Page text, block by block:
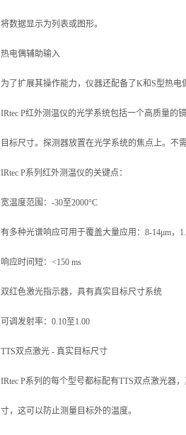
将数据显示为列表或图形。
热电偶辅助输入
为了扩展其操作能力，仪器还配备了K和S型热
IRtec P红外测温仪的光学系统包括一个高质量的
目标尺寸。探测器放置在光学系统的焦点上。不
IRtec P系列红外测温仪的关键点：
宽温度范围：-30至2000°C
有多种光谱响应可用于覆盖大量应用：8-14μm，
响应时间短：<150 ms
双红色激光指示器，具有真实目标尺寸系统
可调发射率：0.10至1.00
TTS双点激光 - 真实目标尺寸
IRtec P系列的每个型号都标配有TTS双点激光器
寸，这可以防止测量目标外的温度。